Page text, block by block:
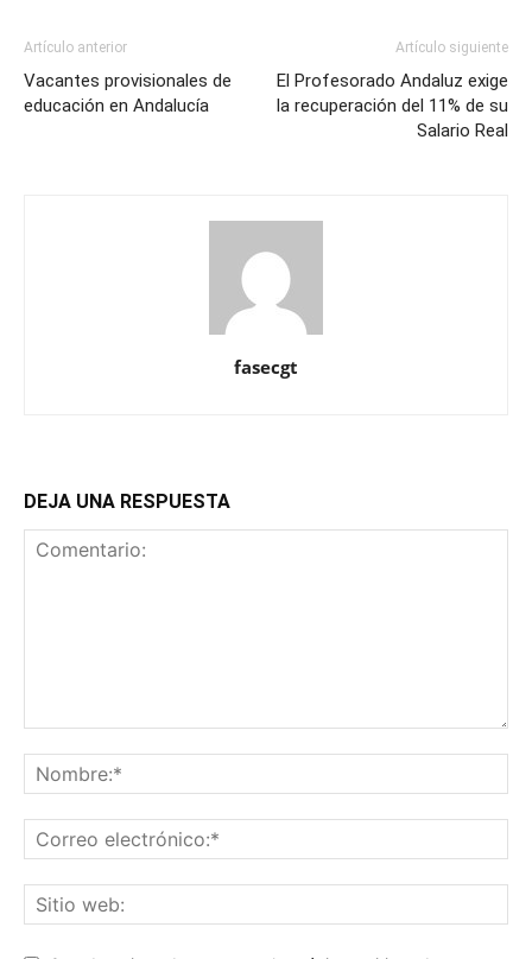
Artículo anterior
Vacantes provisionales de
educación en Andalucía
Artículo siguiente
El Profesorado Andaluz exige
la recuperación del 11% de su
Salario Real
fasecgt
DEJA UNA RESPUESTA